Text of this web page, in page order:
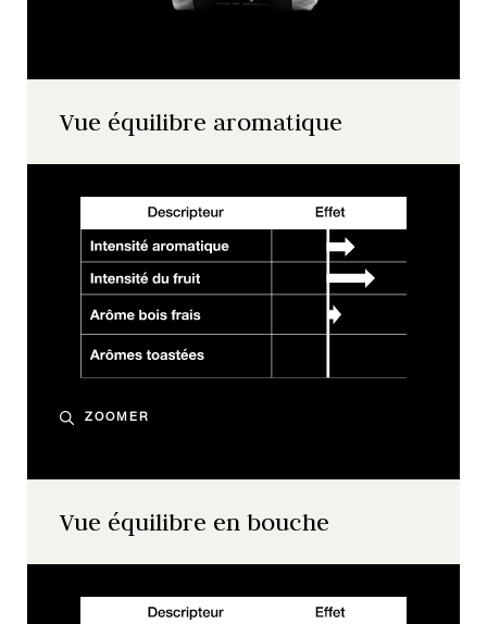
Vue équilibre aromatique
ZOOMER
Vue équilibre en bouche